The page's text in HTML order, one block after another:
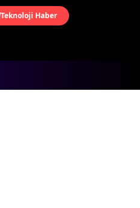
Teknoloji Haber